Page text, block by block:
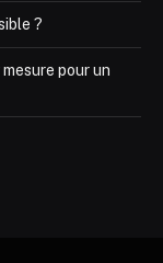
?
pour un